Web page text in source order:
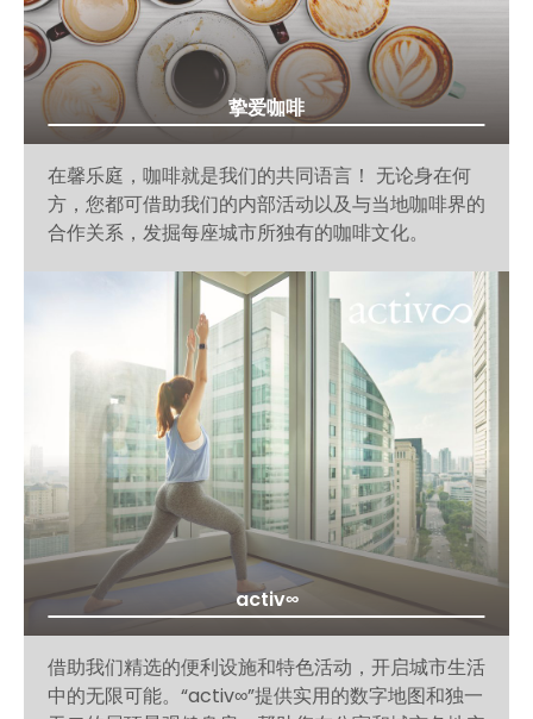
挚爱咖啡
在馨乐庭，咖啡就是我们的共同语言！ 无论身在何
方，您都可借助我们的内部活动以及与当地咖啡界的
合作关系，发掘每座城市所独有的咖啡文化。
activ∞
借助我们精选的便利设施和特色活动，开启城市生活
中的无限可能。“activ∞”提供实用的数字地图和独一